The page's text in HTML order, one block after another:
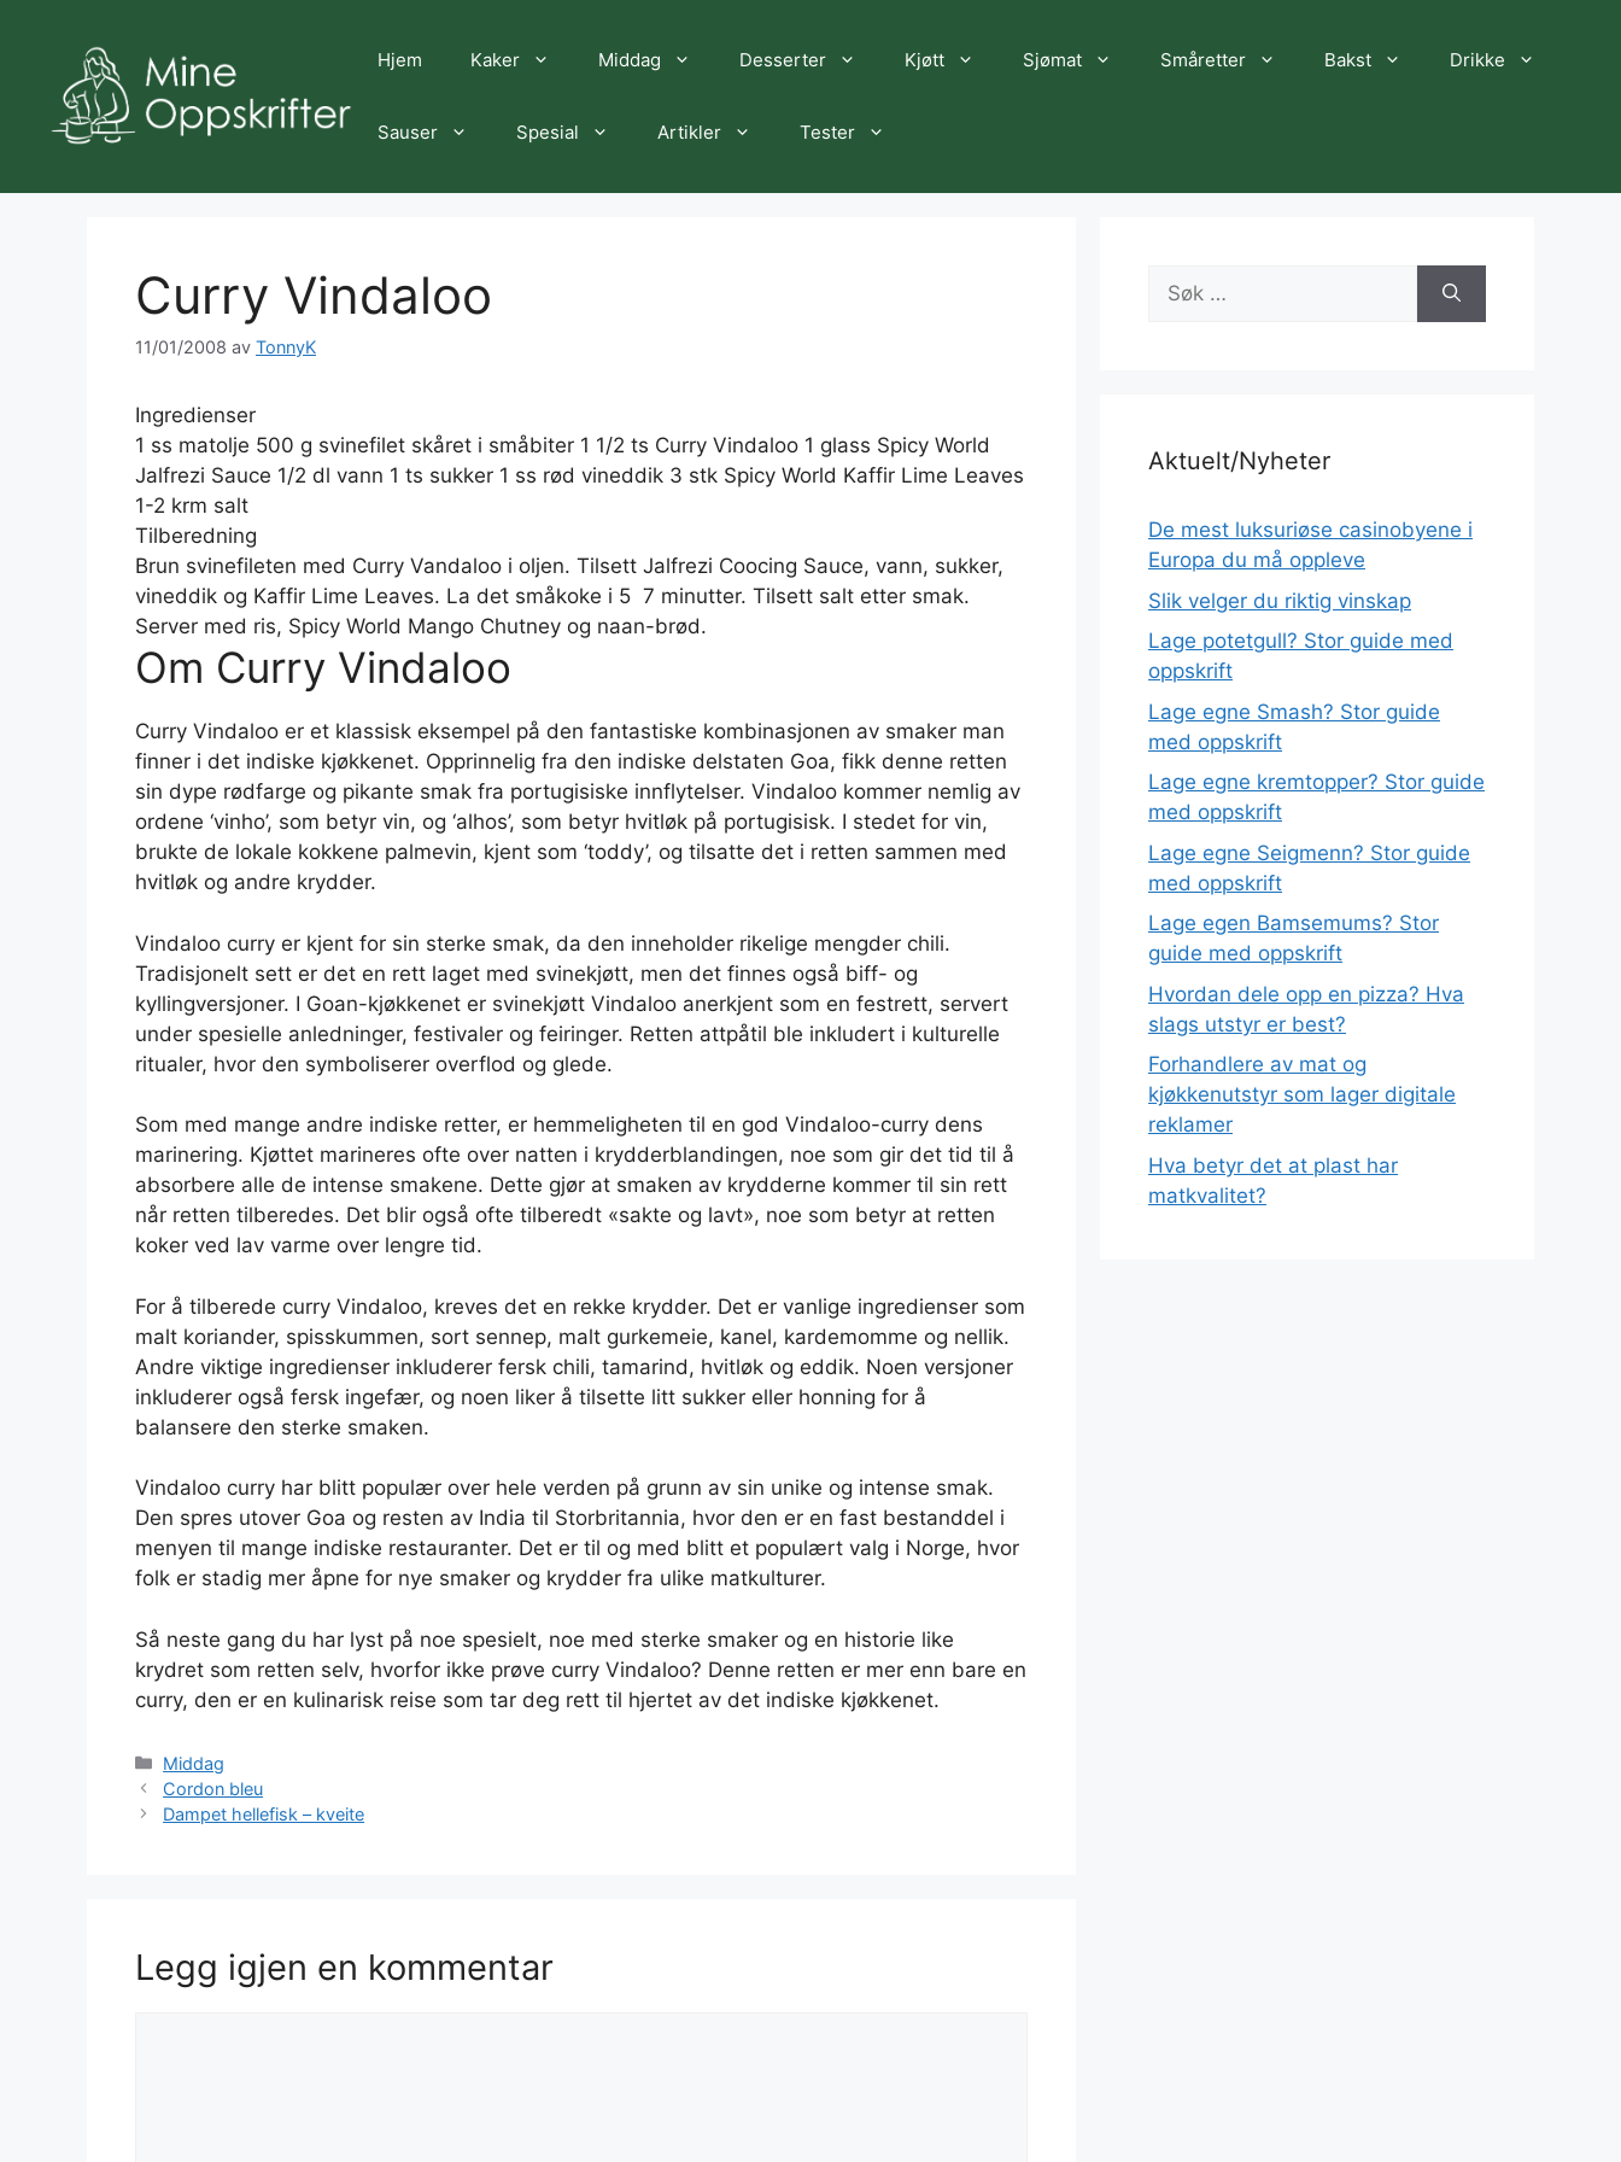
Hjem Kaker Middag Desserter Kjøtt Sjømat Småretter Bakst Drikke
Sauser Spesial Artikler Tester
Curry Vindaloo
11/01/2008 av TonnyK
Ingredienser
1 ss matolje 500 g svinefilet skåret i småbiter 1 1/2 ts Curry Vindaloo 1 glass Spicy World
Jalfrezi Sauce 1/2 dl vann 1 ts sukker 1 ss rød vineddik 3 stk Spicy World Kaffir Lime Leaves
1-2 krm salt
Tilberedning
Brun svinefileten med Curry Vandaloo i oljen. Tilsett Jalfrezi Coocing Sauce, vann, sukker,
vineddik og Kaffir Lime Leaves. La det småkoke i 5  7 minutter. Tilsett salt etter smak.
Server med ris, Spicy World Mango Chutney og naan-brød.
Om Curry Vindaloo
Curry Vindaloo er et klassisk eksempel på den fantastiske kombinasjonen av smaker man
finner i det indiske kjøkkenet. Opprinnelig fra den indiske delstaten Goa, fikk denne retten
sin dype rødfarge og pikante smak fra portugisiske innflytelser. Vindaloo kommer nemlig av
ordene ‘vinho’, som betyr vin, og ‘alhos’, som betyr hvitløk på portugisisk. I stedet for vin,
brukte de lokale kokkene palmevin, kjent som ‘toddy’, og tilsatte det i retten sammen med
hvitløk og andre krydder.
Vindaloo curry er kjent for sin sterke smak, da den inneholder rikelige mengder chili.
Tradisjonelt sett er det en rett laget med svinekjøtt, men det finnes også biff- og
kyllingversjoner. I Goan-kjøkkenet er svinekjøtt Vindaloo anerkjent som en festrett, servert
under spesielle anledninger, festivaler og feiringer. Retten attpåtil ble inkludert i kulturelle
ritualer, hvor den symboliserer overflod og glede.
Som med mange andre indiske retter, er hemmeligheten til en god Vindaloo-curry dens
marinering. Kjøttet marineres ofte over natten i krydderblandingen, noe som gir det tid til å
absorbere alle de intense smakene. Dette gjør at smaken av krydderne kommer til sin rett
når retten tilberedes. Det blir også ofte tilberedt «sakte og lavt», noe som betyr at retten
koker ved lav varme over lengre tid.
For å tilberede curry Vindaloo, kreves det en rekke krydder. Det er vanlige ingredienser som
malt koriander, spisskummen, sort sennep, malt gurkemeie, kanel, kardemomme og nellik.
Andre viktige ingredienser inkluderer fersk chili, tamarind, hvitløk og eddik. Noen versjoner
inkluderer også fersk ingefær, og noen liker å tilsette litt sukker eller honning for å
balansere den sterke smaken.
Vindaloo curry har blitt populær over hele verden på grunn av sin unike og intense smak.
Den spres utover Goa og resten av India til Storbritannia, hvor den er en fast bestanddel i
menyen til mange indiske restauranter. Det er til og med blitt et populært valg i Norge, hvor
folk er stadig mer åpne for nye smaker og krydder fra ulike matkulturer.
Så neste gang du har lyst på noe spesielt, noe med sterke smaker og en historie like
krydret som retten selv, hvorfor ikke prøve curry Vindaloo? Denne retten er mer enn bare en
curry, den er en kulinarisk reise som tar deg rett til hjertet av det indiske kjøkkenet.
Kategorier
Middag
Cordon bleu
Dampet hellefisk – kveite
Legg igjen en kommentar
Søk
etter:
Aktuelt/Nyheter
De mest luksuriøse casinobyene i
Europa du må oppleve
Slik velger du riktig vinskap
Lage potetgull? Stor guide med
oppskrift
Lage egne Smash? Stor guide
med oppskrift
Lage egne kremtopper? Stor guide
med oppskrift
Lage egne Seigmenn? Stor guide
med oppskrift
Lage egen Bamsemums? Stor
guide med oppskrift
Hvordan dele opp en pizza? Hva
slags utstyr er best?
Forhandlere av mat og
kjøkkenutstyr som lager digitale
reklamer
Hva betyr det at plast har
matkvalitet?